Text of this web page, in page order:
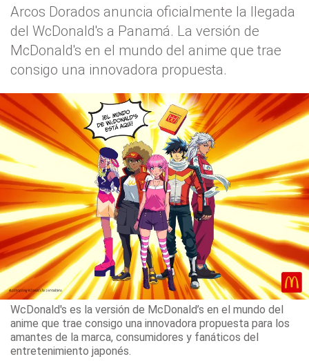
Arcos Dorados anuncia oficialmente la llegada
del WcDonald's a Panamá. La versión de
McDonald's en el mundo del anime que trae
consigo una innovadora propuesta.
WcDonald's es la versión de McDonald’s en el mundo del
anime que trae consigo una innovadora propuesta para los
amantes de la marca, consumidores y fanáticos del
entretenimiento japonés.